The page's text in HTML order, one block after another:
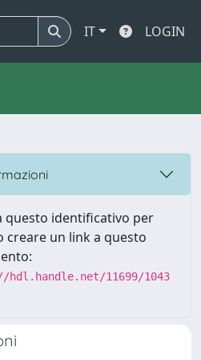
IT LOGIN
questo identificativo per
creare un link a questo
11699/1043